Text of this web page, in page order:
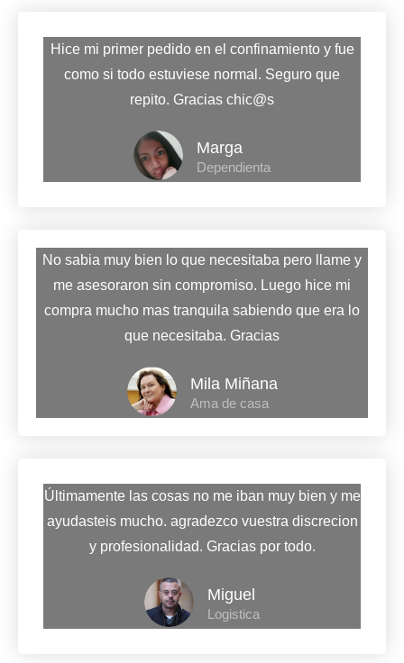
Hice mi primer pedido en el confinamiento y fue
como si todo estuviese normal. Seguro que
repito. Gracias chic@s
Marga
Dependienta
No sabia muy bien lo que necesitaba pero llame y
me asesoraron sin compromiso. Luego hice mi
compra mucho mas tranquila sabiendo que era lo
que necesitaba. Gracias
Mila Miñana
Ama de casa
Últimamente las cosas no me iban muy bien y me
ayudasteis mucho. agradezco vuestra discrecion
y profesionalidad. Gracias por todo.
Miguel
Logistica